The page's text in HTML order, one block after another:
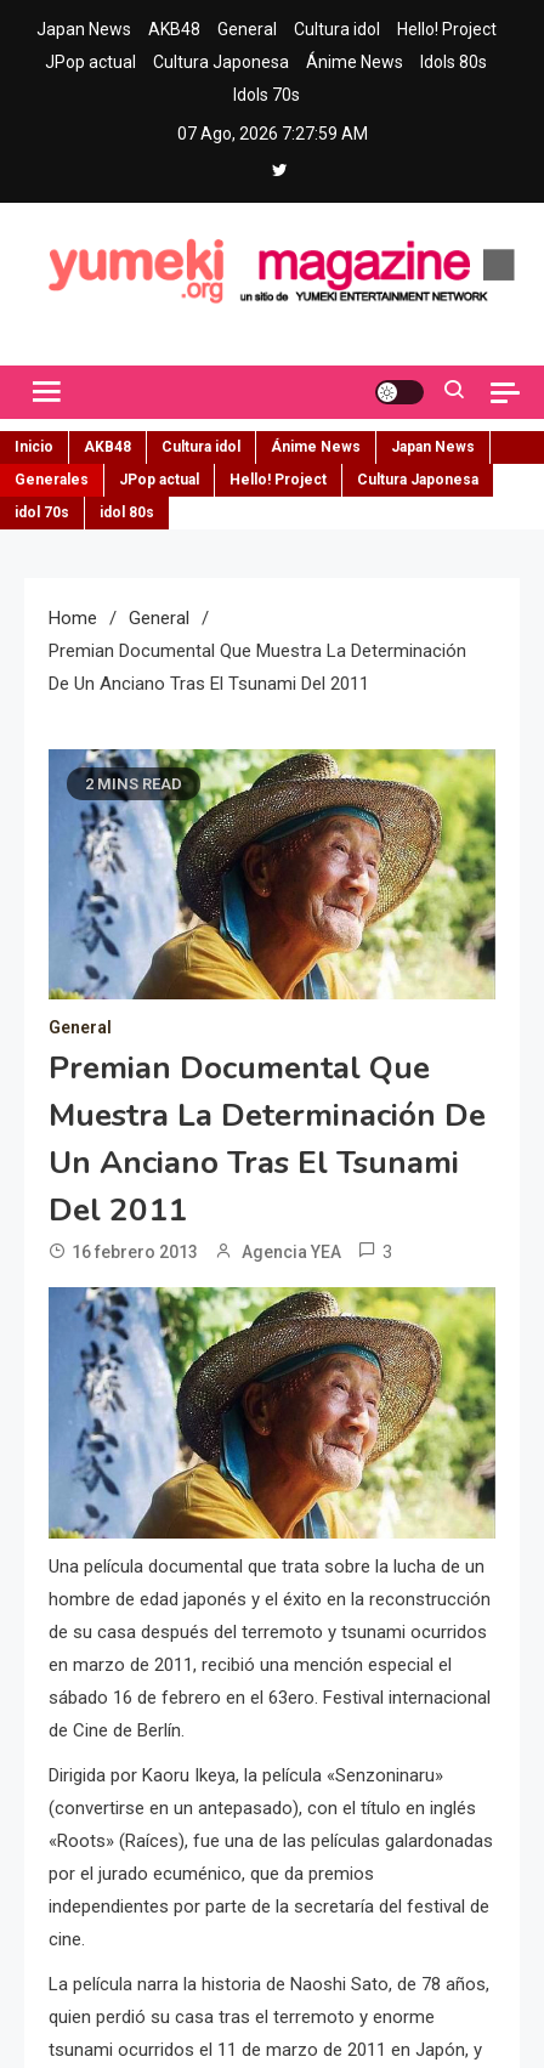
Japan News AKB48 General Cultura idol
Hello! Project
JPop actual
Cultura Japonesa Ánime News
Idols 80s
Idols 70s
07 Ago, 2026 7:28:01 AM
Inicio AKB48 Cultura idol Ánime News
Japan News
Generales
JPop actual Hello! Project
Cultura Japonesa
idol 70s
idol 80s
Home
General
Premian Documental Que Muestra La Determinación
De Un Anciano Tras El Tsunami Del 2011
2 MINS READ
General
Premian Documental Que
Muestra La Determinación De
Un Anciano Tras El Tsunami
Del 2011
16 febrero 2013 Agencia YEA 3
Una película documental que trata sobre la lucha de un
hombre de edad japonés y el éxito en la reconstrucción
de su casa después del terremoto y tsunami ocurridos
en marzo de 2011, recibió una mención especial el
sábado 16 de febrero en el 63ero. Festival internacional
de Cine de Berlín.
Dirigida por Kaoru Ikeya, la película «Senzoninaru»
(convertirse en un antepasado), con el título en inglés
«Roots» (Raíces), fue una de las películas galardonadas
por el jurado ecuménico, que da premios
independientes por parte de la secretaría del festival de
cine.
La película narra la historia de Naoshi Sato, de 78 años,
quien perdió su casa tras el terremoto y enorme
tsunami ocurridos el 11 de marzo de 2011 en Japón, y